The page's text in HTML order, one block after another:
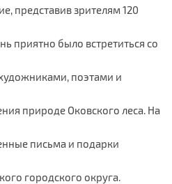
представив зрителям 120
приятно было встретиться со
поэтами и
природе Оковского леса. На
письма и подарки
городского округа.